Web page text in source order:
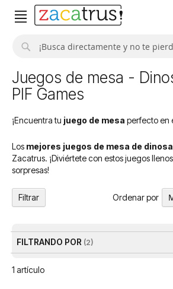
Juegos de mesa -
PIF Games
¡Encuentra tu juego de mesa perfecto en
Los mejores juegos de mesa de
Zacatrus. ¡Diviértete con estos juegos
sorpresas!
1 artículo
Ordenar por
Filtrar
FILTRANDO POR